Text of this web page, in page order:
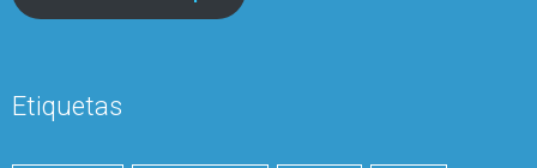
Etiquetas